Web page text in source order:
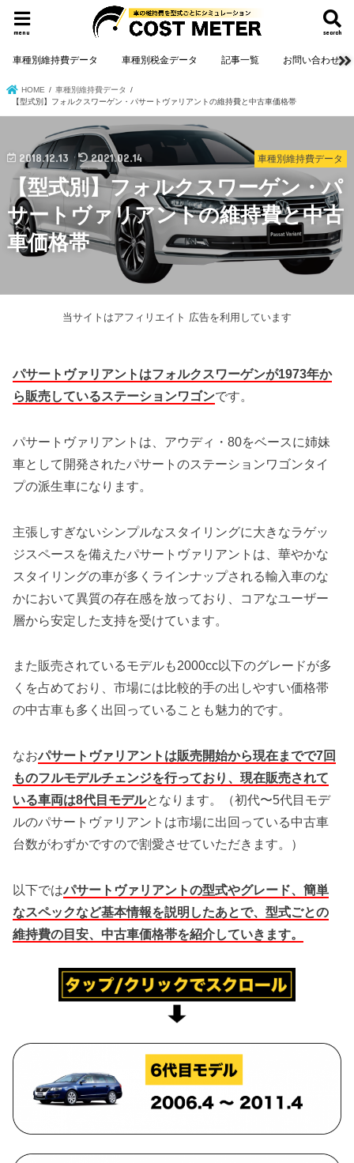
search
menu
車種別維持費データ 車種別税金データ 記事一覧 お問い合わせ
HOME
車種別維持費データ
【型式別】フォルクスワーゲン・パサートヴァリアントの維持費と中古車価格帯
車種別維持費データ
2018.12.13 2021.02.14
【型式別】フォルクスワーゲン・パ
サートヴァリアントの維持費と中古
車価格帯
当サイトはアフィリエイト 広告を利用しています
パサートヴァリアントはフォルクスワーゲンが1973年か
ら販売しているステーションワゴンです。
パサートヴァリアントは、アウディ・80をベースに姉妹
車として開発されたパサートのステーションワゴンタイ
プの派生車になります。
主張しすぎないシンプルなスタイリングに大きなラゲッ
ジスペースを備えたパサートヴァリアントは、華やかな
スタイリングの車が多くラインナップされる輸入車のな
かにおいて異質の存在感を放っており、コアなユーザー
層から安定した支持を受けています。
また販売されているモデルも2000cc以下のグレードが多
くを占めており、市場には比較的手の出しやすい価格帯
の中古車も多く出回っていることも魅力的です。
なおパサートヴァリアントは販売開始から現在までで7回
ものフルモデルチェンジを行っており、現在販売されて
いる車両は8代目モデルとなります。（初代〜5代目モデ
ルのパサートヴァリアントは市場に出回っている中古車
台数がわずかですので割愛させていただきます。）
以下ではパサートヴァリアントの型式やグレード、簡単
なスペックなど基本情報を説明したあとで、型式ごとの
維持費の目安、中古車価格帯を紹介していきます。